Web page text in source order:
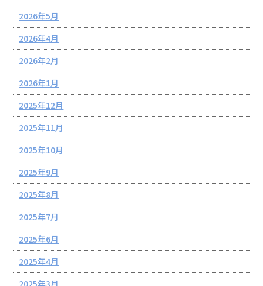
2026年5月
2026年4月
2026年2月
2026年1月
2025年12月
2025年11月
2025年10月
2025年9月
2025年8月
2025年7月
2025年6月
2025年4月
2025年3月